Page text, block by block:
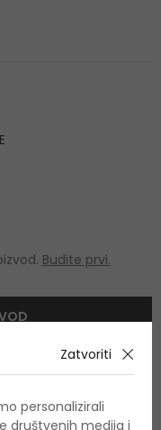
Budite prvi.
Zatvoriti
personalizirali
društvenih medija i